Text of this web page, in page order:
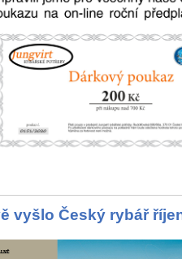
vyšlo Český rybář